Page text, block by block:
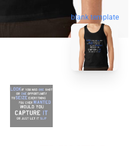
blank template